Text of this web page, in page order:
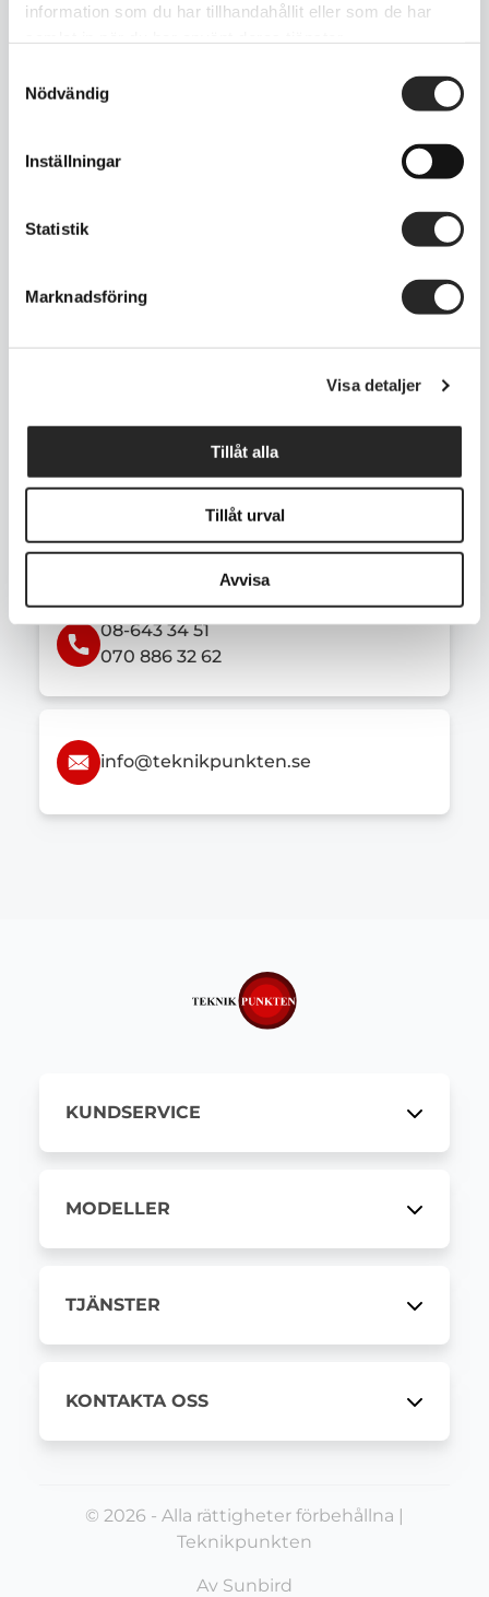
information som du har tillhandahållit eller som de har
Nödvändig
Inställningar
Statistik
Marknadsföring
Visa detaljer
Tillåt alla
Tillåt urval
Avvisa
Kontakta
Verksamheten startades 1995 och har sedan
mobiltelefoni, hemelektronik samt
Folkungagatan 87, 116 30,Stockholm
08-643 34 51
070 886 32 62
info@teknikpunkten.se
KUNDSERVICE
MODELLER
TJÄNSTER
KONTAKTA OSS
© 2026 - Alla rättigheter förbehållna |
Teknikpunkten
Av Sunbird